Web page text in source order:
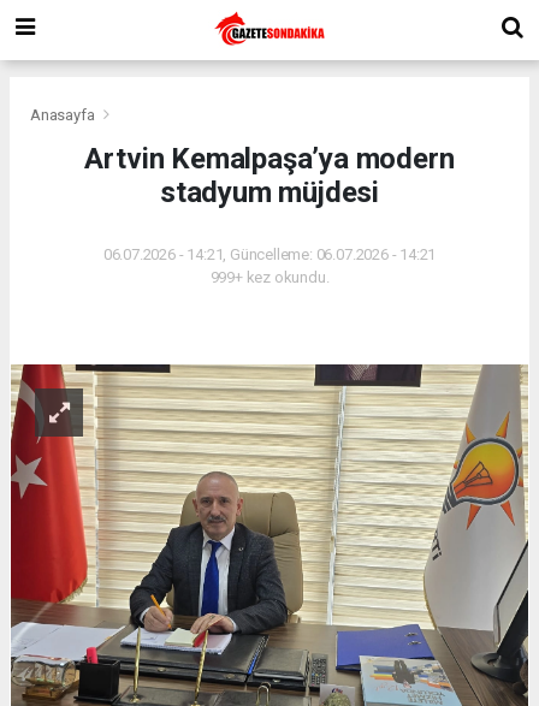
Anasayfa
Artvin Kemalpaşa’ya modern
stadyum müjdesi
06.07.2026 - 14:21, Güncelleme: 06.07.2026 - 14:21
999+ kez okundu.